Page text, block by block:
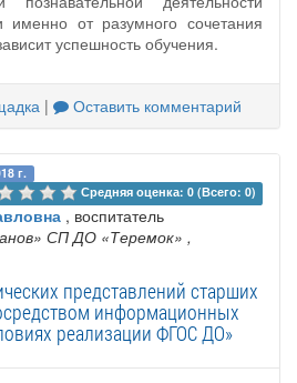
именно от разумного сочетания
успешность обучения.
| Оставить комментарий
г.
Средняя оценка: 0 (Всего: 0)
, воспитатель
СП ДО «Теремок» ,
представлений старших
информационных
реализации ФГОС ДО»